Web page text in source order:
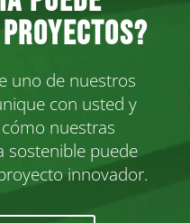
uno de nuestros
con usted y
nuestras
sostenible puede
innovador.